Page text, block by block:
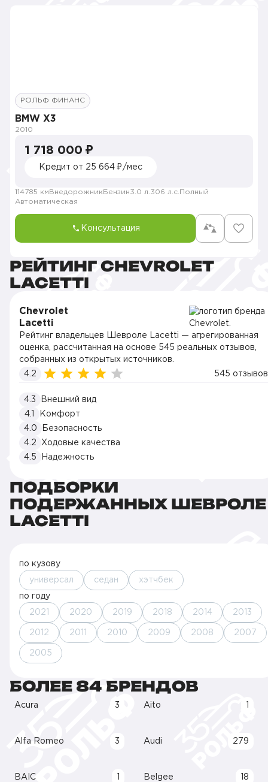
РОЛЬФ ФИНАНС
BMW X3
2010
1 718 000 ₽
Кредит от 25 664 ₽/мес
114785 км Внедорожник Бензин3.0 л. 306 л.с. Полный
Автоматическая
Консультация
РЕЙТИНГ CHEVROLET
LACETTI
Chevrolet
Lacetti
Рейтинг владельцев Шевроле Lacetti — агрегированная
оценка, рассчитанная на основе 545 реальных отзывов,
собранных из открытых источников.
4.2
545 отзывов
4.3
Внешний вид
4.1
Комфорт
4.0
Безопасность
4.2
Ходовые качества
4.5
Надежность
ПОДБОРКИ
ПОДЕРЖАННЫХ ШЕВРОЛЕ
LACETTI
по кузову
универсал седан хэтчбек
по году
2021 2020 2019 2018 2014 2013
2012 2011 2010 2009 2008 2007
2005
БОЛЕЕ 84 БРЕНДОВ
Acura 3 Aito
Alfa Romeo 3 Audi 279
BAIC Belgee 18